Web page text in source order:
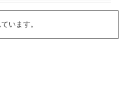
います。